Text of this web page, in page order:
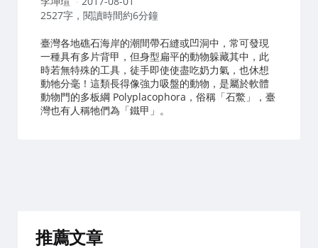
者：
2527字，閱讀時間約6分鐘
臺灣各地礁石海岸的潮間帶石縫或凹洞中，常可發現
一種具有多片背甲，但身型扁平的動物躲藏其中，此
時若無特殊的工具，徒手即使使盡吃奶力氣，也休想
動牠分毫！這類長得像強力吸盤的動物，是屬於軟體
動物門的多板綱 Polyplacophora，俗稱「石鱉」，臺
灣也有人稱牠們為「鐵甲」。
推薦文章